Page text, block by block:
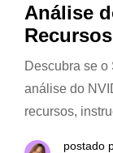
Análise
Descubra se
análise do
recursos,
postado